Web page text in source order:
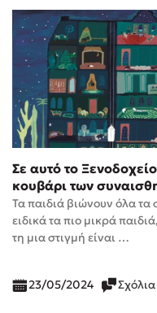
Σε αυτό το
κουβάρι των
Τα παιδιά βιώνουν όλα τα
ειδικά τα πιο μικρά
τη μια στιγμή είναι …
23/05/2024 Σχόλια